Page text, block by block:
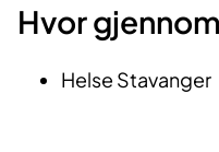
Hvor
Helse Stavanger